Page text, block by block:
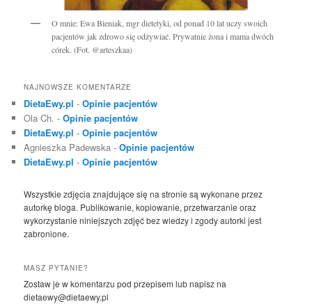
O mnie: Ewa Bieniak, mgr dietetyki, od ponad 10 lat uczy swoich
pacjentów jak zdrowo się odżywiać. Prywatnie żona i mama dwóch
córek. (Fot. @arteszkaa)
NAJNOWSZE KOMENTARZE
DietaEwy.pl -Opinie pacjentów
Ola Ch. -Opinie pacjentów
DietaEwy.pl -Opinie pacjentów
Agnieszka Padewska -Opinie pacjentów
DietaEwy.pl -Opinie pacjentów
Wszystkie zdjęcia znajdujące się na stronie są wykonane przez
autorkę bloga. Publikowanie, kopiowanie, przetwarzanie oraz
wykorzystanie niniejszych zdjęć bez wiedzy i zgody autorki jest
zabronione.
MASZ PYTANIE?
Zostaw je w komentarzu pod przepisem lub napisz na
dietaewy@dietaewy.pl